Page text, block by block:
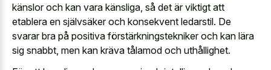
känslor och kan vara känsliga, så det är viktigt att
etablera en självsäker och konsekvent ledarstil. De
svarar bra på positiva förstärkningstekniker och kan lära
sig snabbt, men kan kräva tålamod och uthållighet.